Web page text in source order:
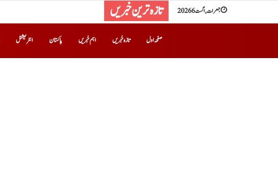
جمعرات, اگست 6 2026 تازہ ترین خبریں
صفحہ اول تازہ خبریں اہم خبریں پاکستان انٹرنیشنل